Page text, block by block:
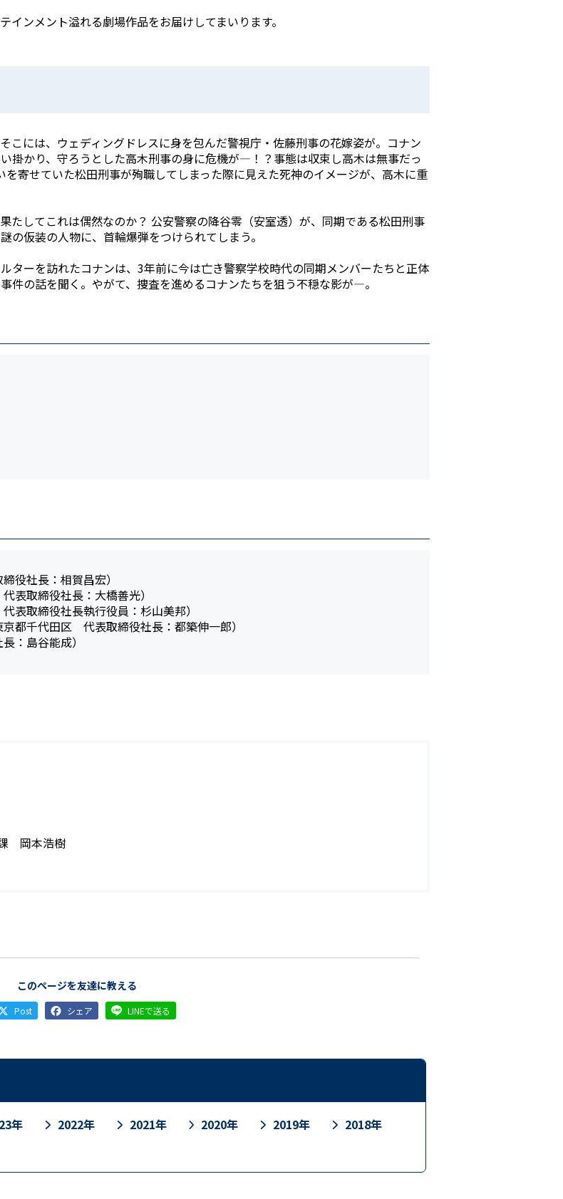
ンメント溢れる劇場作品をお届けしてまいります。
こには、ウェディングドレスに身を包んだ警視庁・佐藤刑事の花嫁姿が。コナン
掛かり、守ろうとした高木刑事の身に危機が―！？事態は収束し高木は無事だっ
寄せていた松田刑事が殉職してしまった際に見えた死神のイメージが、高木に重
たしてこれは偶然なのか？ 公安警察の降谷零（安室透）が、同期である松田刑事
仮装の人物に、首輪爆弾をつけられてしまう。
ターを訪れたコナンは、3年前に今は亡き警察学校時代の同期メンバーたちと正体
件の話を聞く。やがて、捜査を進めるコナンたちを狙う不穏な影が―。
役社長：相賀昌宏）
表取締役社長：大橋善光）
表取締役社長執行役員：杉山美邦）
都千代田区 代表取締役社長：都築伸一郎）
：島谷能成）
岡本浩樹
このページを友達に教える
Post シェア LINEで送る
年 2022年 2021年 2020年 2019年
2018年